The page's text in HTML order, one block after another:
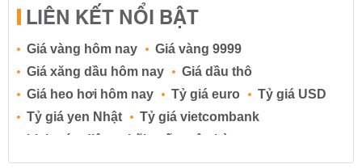
LIÊN KẾT NỔI BẬT
Giá vàng hôm nay
Giá vàng 9999
Giá xăng dầu hôm nay
Giá dầu thô
Giá heo hơi hôm nay
Tỷ giá euro
Tỷ giá USD
Tỷ giá yen Nhật
Tỷ giá vietcombank
Lịch cúp điện
Lãi suất ngân hàng
Lãi suất tiết kiệm
Lãi suất tiền gửi